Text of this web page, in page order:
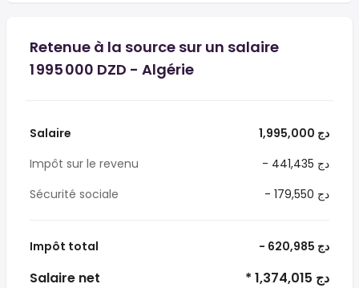
Retenue à la source sur un salaire
1 995 000 DZD - Algérie
Salaire
1,995,000 دج
Impôt sur le revenu
- 441,435 دج
Sécurité sociale
- 179,550 دج
Impôt total - 620,985 دج
Salaire net * 1,374,015 دج